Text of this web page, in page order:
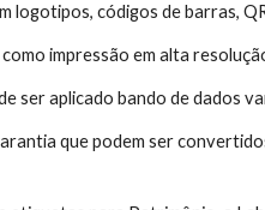
logotipos, códigos de barras,
impressão em alta
ser aplicado bando de dados
que podem ser